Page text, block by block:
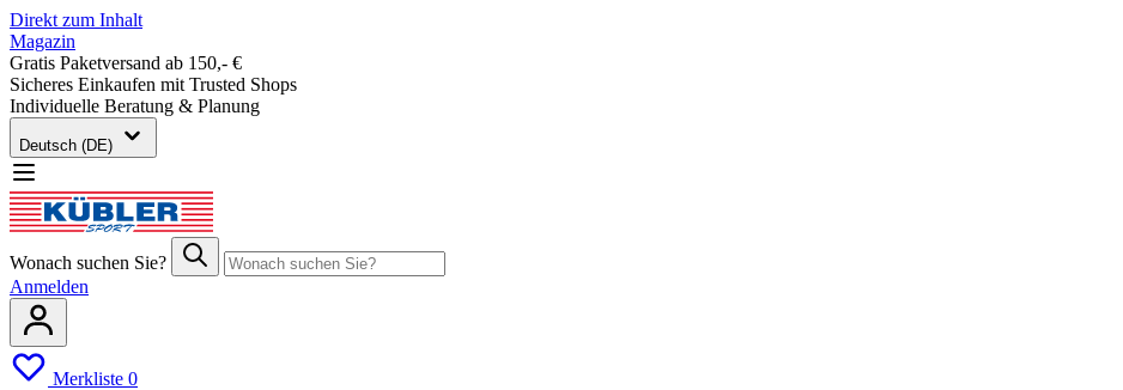
Direkt zum Inhalt
Magazin
Gratis Paketversand ab 150,- €
Sicheres Einkaufen mit Trusted Shops
Individuelle Beratung & Planung
Deutsch (DE)
Wonach suchen Sie?
Anmelden
Merkliste 0